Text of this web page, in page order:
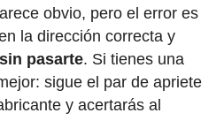
obvio, pero el error es
la dirección correcta y
pasarte. Si tienes una
sigue el par de apriete
y acertarás al